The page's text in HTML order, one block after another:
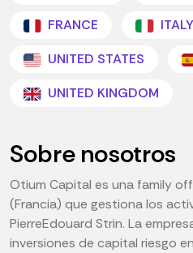
FRANCE
ITALY
UNITED STATES
UNITED KINGDOM
Sobre nosotros
Otium Capital es una family
(Francia) que gestiona los
PierreEdouard Strin. La
inversiones de capital riesgo